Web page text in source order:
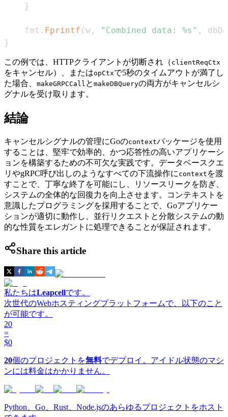
}
	fmt
. Fprintf (w , "Combined data: %s" ,
}
この例では、HTTPクライアントが切断され（ clientReqCtx
をキャンセル）、またはopCtxで5秒のタイムアウトが満了し
た場合、 makeGRPCCall と makeDBQueryの両方がキャンセルシ
グナルを受け取ります。
結論
キャンセルシグナルの管理にGoのcontextパッケージを使用
することは、堅牢で効率的、かつ応答性の高いアプリケーシ
ョンを構築するための不可欠な実践です。データベースクエ
リやgRPC呼び出しのようなすべての下流操作に context を渡
すことで、丁寧な終了を可能にし、リソースリークを防ぎ、
システムの全体的な回復力を向上させます。コンテキストを
意識したプログラミングを採用することで、Goアプリケー
ションが適切に動作し、並行リクエストと分散システムの動
的な性質をエレガントに処理できることが保証されます。
Share this article
私たちはLeapcellです。
次世代のWebホスティングプラットフォームで、以下のこと
が可能です。
20
=
$0
20個のプロジェクトを無料でデプロイ。アイドル状態のマシ
ンには料金はかかりません。
Python、Go、Rust、Node.jsのあらゆるプロジェクトをホスト